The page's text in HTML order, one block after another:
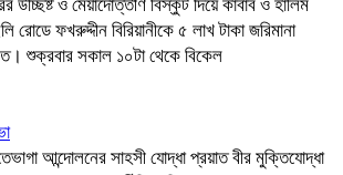
ও মেয়াদোত্তীর্ণ বিস্কুট দিয়ে কাবাব ও হালিম
রোডে ফখরুদ্দীন বিরিয়ানীকে ৫ লাখ টাকা জরিমানা
শুক্রবার সকাল ১০টা থেকে বিকেল
আন্দোলনের সাহসী যোদ্ধা প্রয়াত বীর মুক্তিযোদ্ধা